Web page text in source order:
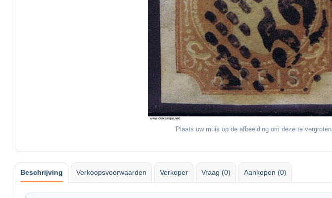
Plaats uw muis op de afbeelding om deze te vergroten
Beschrijving Verkoopsvoorwaarden Verkoper Vraag (0) Aankopen (0)